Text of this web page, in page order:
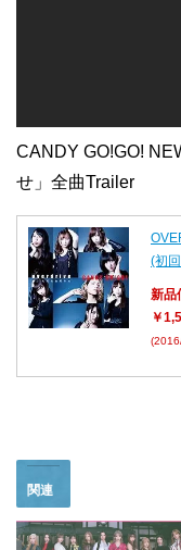
CANDY GO!GO!
せ」全曲Trailer
(初
新品
￥
関連